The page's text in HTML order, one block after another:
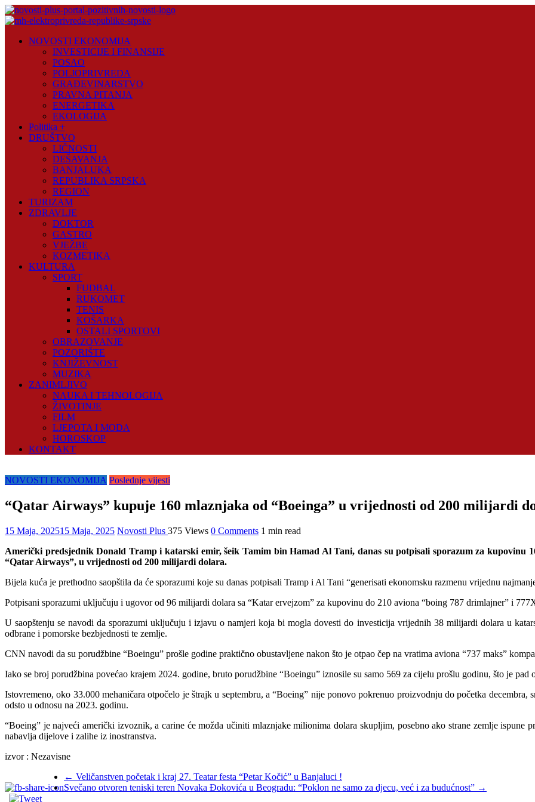
Skip
to
Plus
NOVOSTI EKONOMIJA
INVESTICIJE I FINANSIJE
POSAO
POLJOPRIVREDA
GRAĐEVINARSTVO
PRAVNA PITANJA
ENERGETIKA
EKOLOGIJA
Politika +
DRUŠTVO
LIČNOSTI
DEŠAVANJA
BANJALUKA
REPUBLIKA SRPSKA
REGION
TURIZAM
ZDRAVLJE
DOKTOR
GASTRO
VJEŽBE
KOZMETIKA
KULTURA
SPORT
FUDBAL
RUKOMET
TENIS
KOŠARKA
OSTALI SPORTOVI
OBRAZOVANJE
POZORIŠTE
KNJIŽEVNOST
MUZIKA
ZANIMLJIVO
NAUKA I TEHNOLOGIJA
ŽIVOTINJE
FILM
LJEPOTA I MODA
HOROSKOP
KONTAKT
NOVOSTI EKONOMIJA Poslednje vijesti
“Qatar Airways” kupuje 160 mlaznjaka od “Boeinga” u vrijednosti od 200 milijardi
15 Maja, 202515 Maja, 2025 Novosti Plus 375 Views 0 Comments 1 min read
Američki predsjednik Donald Tramp i katarski emir, šeik Tamim bin Hamad Al Tani, danas su potpisali sporazum za kupovinu
“Qatar Airways”, u vrijednosti od 200 milijardi dolara.
Bijela kuća je prethodno saopštila da će sporazumi koje su danas potpisali Tramp i Al Tani “generisati ekonomsku razmenu vrijednu
Potpisani sporazumi uključuju i ugovor od 96 milijardi dolara sa “Katar ervejzom” za kupovinu do 210 aviona “boing 787 drimlajner” i
U saopštenju se navodi da sporazumi uključuju i izjavu o namjeri koja bi mogla dovesti do investicija vrijednih 38 milijardi dolara u
odbrane i pomorske bezbjednosti te zemlje.
CNN navodi da su porudžbine “Boeingu” prošle godine praktično obustavljene nakon što je otpao čep na vratima aviona “737 maks”
Iako se broj porudžbina povećao krajem 2024. godine, bruto porudžbine “Boeingu” iznosile su samo 569 za cijelu prošlu godinu, što je pad
Istovremeno, oko 33.000 mehaničara otpočelo je štrajk u septembru, a “Boeing” nije ponovo pokrenuo proizvodnju do početka
odsto u odnosu na 2023. godinu.
“Boeing” je najveći američki izvoznik, a carine će možda učiniti mlaznjake milionima dolara skupljim, posebno ako strane zemlje ispune
nabavlja dijelove i zalihe iz inostranstva.
izvor : Nezavisne
← Veličanstven početak i kraj 27. Teatar festa “Petar Kočić” u Banjaluci !
Svečano otvoren teniski teren Novaka Đokovića u Beogradu: “Poklon ne samo za djecu, već i za budućnost” →